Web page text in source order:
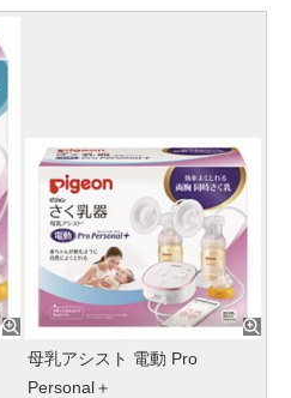
母乳アシスト 電動 Pro
Personal＋